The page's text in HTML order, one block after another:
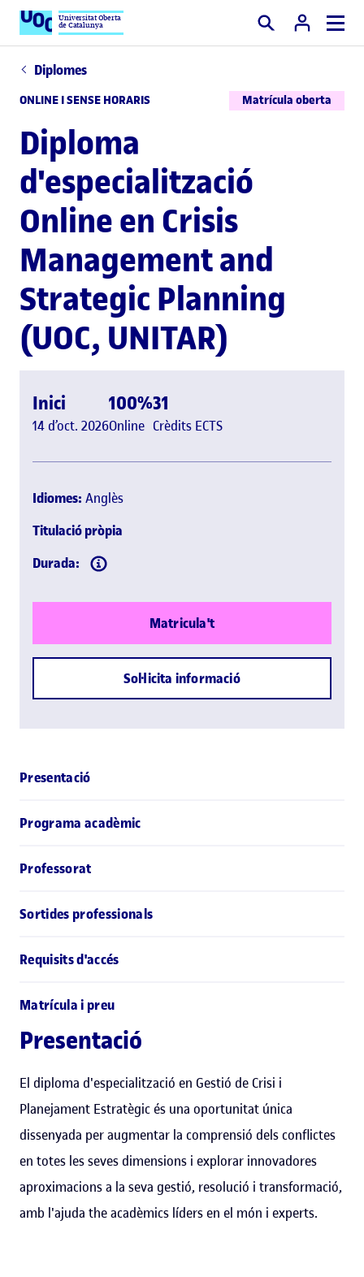
Universitat Oberta
de Catalunya Cercar
Diplomes
ONLINE I SENSE HORARIS Matrícula oberta
Diploma
d'especialització
Online en Crisis
Management and
Strategic Planning
(UOC, UNITAR)
Inici
14 d’oct. 2026
100%
Online
31
Crèdits ECTS
Idiomes: Anglès
Titulació pròpia
Durada:
Matricula't
Sol·licita informació
Presentació
Programa acadèmic
Professorat
Sortides professionals
Requisits d'accés
Matrícula i preu
Presentació
El diploma d'especialització en Gestió de Crisi i
Planejament Estratègic és una oportunitat única
dissenyada per augmentar la comprensió dels conflictes
en totes les seves dimensions i explorar innovadores
aproximacions a la seva gestió, resolució i transformació,
amb l'ajuda the acadèmics líders en el món i experts.